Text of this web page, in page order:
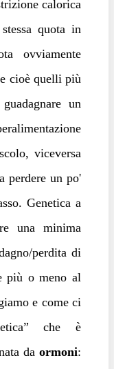
calorica
quota in
ovviamente
cioè quelli più
un
viceversa
perdere un po'
Genetica a
una minima
perdita di
più o meno al
e come ci
che è
da ormoni: